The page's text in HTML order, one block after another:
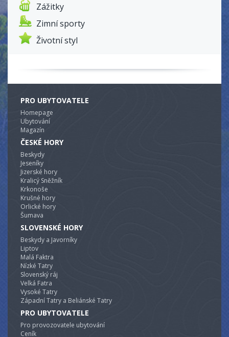
Zážitky
Zimní sporty
Životní styl
PRO UBYTOVATELE
Homepage
Ubytování
Magazín
ČESKÉ HORY
Beskydy
Jeseníky
Jizerské hory
Kralicý Sněžník
Krkonoše
Krušné hory
Orlické hory
Šumava
SLOVENSKÉ HORY
Beskydy a Javorníky
Liptov
Malá Faktra
Nízké Tatry
Slovenský ráj
Velká Fatra
Vysoké Tatry
Západní Tatry a Beliánské Tatry
PRO UBYTOVATELE
Pro provozovatele ubytování
Ceník